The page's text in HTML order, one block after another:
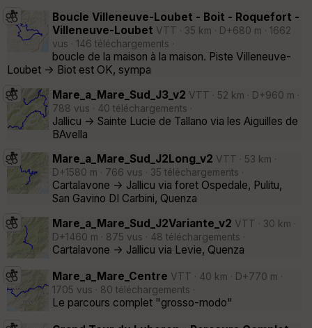
Boucle Villeneuve-Loubet - Boit - Roquefort -
Villeneuve-Loubet VTT · 35 km · D+680 m · 1662
vus · 146 téléchargements ·
boucle de la maison à la maison. Piste Villeneuve-
Loubet -> Biot est OK, sympa
Mare_a_Mare_Sud_J3_v2 VTT · 52 km · D+960 m ·
788 vus · 40 téléchargements ·
Jallicu -> Sainte Lucie de Tallano via les Aiguilles de
BAvella
Mare_a_Mare_Sud_J2Long_v2 VTT · 53 km ·
D+1580 m · 766 vus · 35 téléchargements ·
Cartalavone -> Jallicu via foret Ospedale, Pulitu,
San Gavino DI Carbini, Quenza
Mare_a_Mare_Sud_J2Variante_v2 VTT · 30 km ·
D+1460 m · 875 vus · 48 téléchargements ·
Cartalavone -> Jallicu via Levie, Quenza
Mare_a_Mare_Centre VTT · 40 km · D+770 m ·
1705 vus · 80 téléchargements ·
Le parcours complet "grosso-modo"